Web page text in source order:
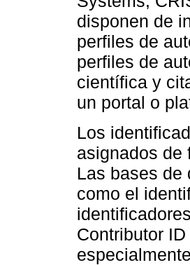
disponen de
perfiles de
perfiles de
científica y
un portal o
Los
asignados de
Las bases de
como el
Contributor